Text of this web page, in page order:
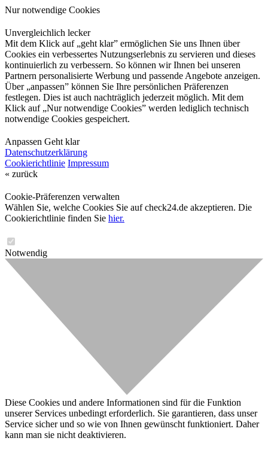
Nur notwendige Cookies
Unvergleichlich lecker
Mit dem Klick auf „geht klar” ermöglichen Sie uns Ihnen über
Cookies ein verbessertes Nutzungserlebnis zu servieren und dieses
kontinuierlich zu verbessern. So können wir Ihnen bei unseren
Partnern personalisierte Werbung und passende Angebote anzeigen.
Über „anpassen” können Sie Ihre persönlichen Präferenzen
festlegen. Dies ist auch nachträglich jederzeit möglich. Mit dem
Klick auf „Nur notwendige Cookies” werden lediglich technisch
notwendige Cookies gespeichert.
Anpassen Geht klar
Datenschutzerklärung
Cookierichtlinie Impressum
« zurück
Cookie-Präferenzen verwalten
Wählen Sie, welche Cookies Sie auf check24.de akzeptieren. Die
Cookierichtlinie finden Sie hier.
Notwendig
Diese Cookies und andere Informationen sind für die Funktion
unserer Services unbedingt erforderlich. Sie garantieren, dass unser
Service sicher und so wie von Ihnen gewünscht funktioniert. Daher
kann man sie nicht deaktivieren.